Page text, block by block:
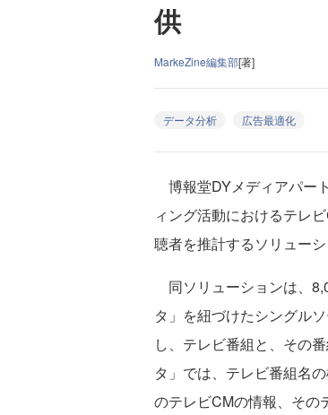
供
MarkeZine編集部[著]
データ分析 広告最適化
博報堂DYメディアパー
ィング活動におけるテレ
聴者を推計するソリュー
同ソリューションは、
タ」を紐づけたシングル
し、テレビ番組と、その
タ」では、テレビ番組名
のテレビCMの情報、その